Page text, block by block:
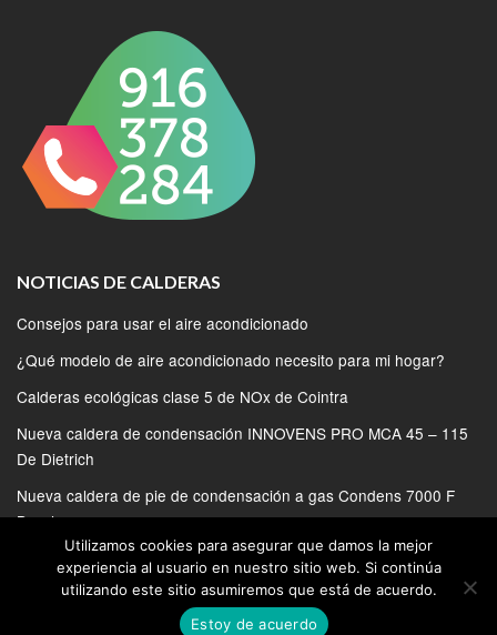
NOTICIAS DE CALDERAS
Consejos para usar el aire acondicionado
¿Qué modelo de aire acondicionado necesito para mi hogar?
Calderas ecológicas clase 5 de NOx de Cointra
Nueva caldera de condensación INNOVENS PRO MCA 45 – 115
De Dietrich
Nueva caldera de pie de condensación a gas Condens 7000 F
Bosch
© 2020 | SERVICIO TECNICO DE CALDERAS EN MADRID
Utilizamos cookies para asegurar que damos la mejor
experiencia al usuario en nuestro sitio web. Si continúa
utilizando este sitio asumiremos que está de acuerdo.
Estoy de acuerdo